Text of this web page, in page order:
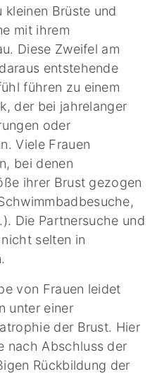
kleinen Brüste und
mit ihrem
Diese Zweifel am
entstehende
führen zu einem
der bei jahrelanger
oder
Viele Frauen
bei denen
ihrer Brust gezogen
Die Partnersuche und
selten in
von Frauen leidet
unter einer
der Brust. Hier
nach Abschluss der
Rückbildung der